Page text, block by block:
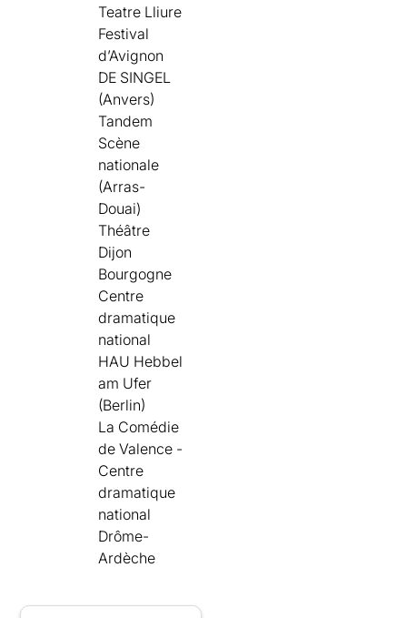
Teatre Lliure
Festival
d’Avignon
DE SINGEL
(Anvers)
Tandem
Scène
nationale
(Arras-
Douai)
Théâtre
Dijon
Bourgogne
Centre
dramatique
national
HAU Hebbel
am Ufer
(Berlin)
La Comédie
de Valence -
Centre
dramatique
national
Drôme-
Ardèche